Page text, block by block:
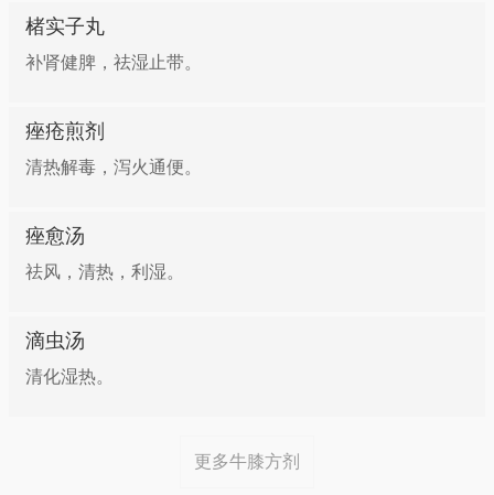
发热仍不退者按前法再服，直到热退。
怀牛膝、丝瓜络各25g，当归、黄芪各10g，水煎。每
方七：治疗月经不调、痛经
服。
盐、香油，拌匀即成。
丝瓜300克，牛膝20克，猪肉（瘦）50克，淀粉（玉
米）25克，鸡蛋清30克，料酒、酱油、姜、葱、盐各
净后切去皮，切成3厘米见方的片^猪肉洗净，切成3厘
米见方的片，然后磕入鸡蛋清，放入淀粉、酱油、料酒
入素油，待油烧至六成热时，下入姜丝、葱段爆香,再
加入1800毫升清水，置大火上烧沸；然后放入丝瓜、
楮实子丸
补肾健脾，祛湿止带。
痤疮煎剂
清热解毒，泻火通便。
痤愈汤
祛风，清热，利湿。
滴虫汤
清化湿热。
更多牛膝方剂